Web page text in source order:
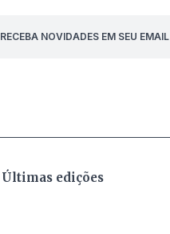
RECEBA NOVIDADES EM SEU EMAIL
Últimas edições